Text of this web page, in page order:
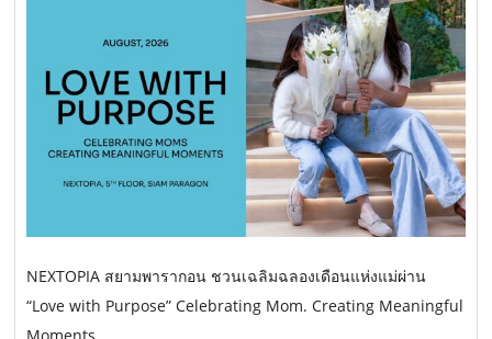
NEXTOPIA สยามพารากอน ชวนเฉลิมฉลองเดือนแห่งแม่ผ่าน
“Love with Purpose” Celebrating Mom. Creating Meaningful
Moments.